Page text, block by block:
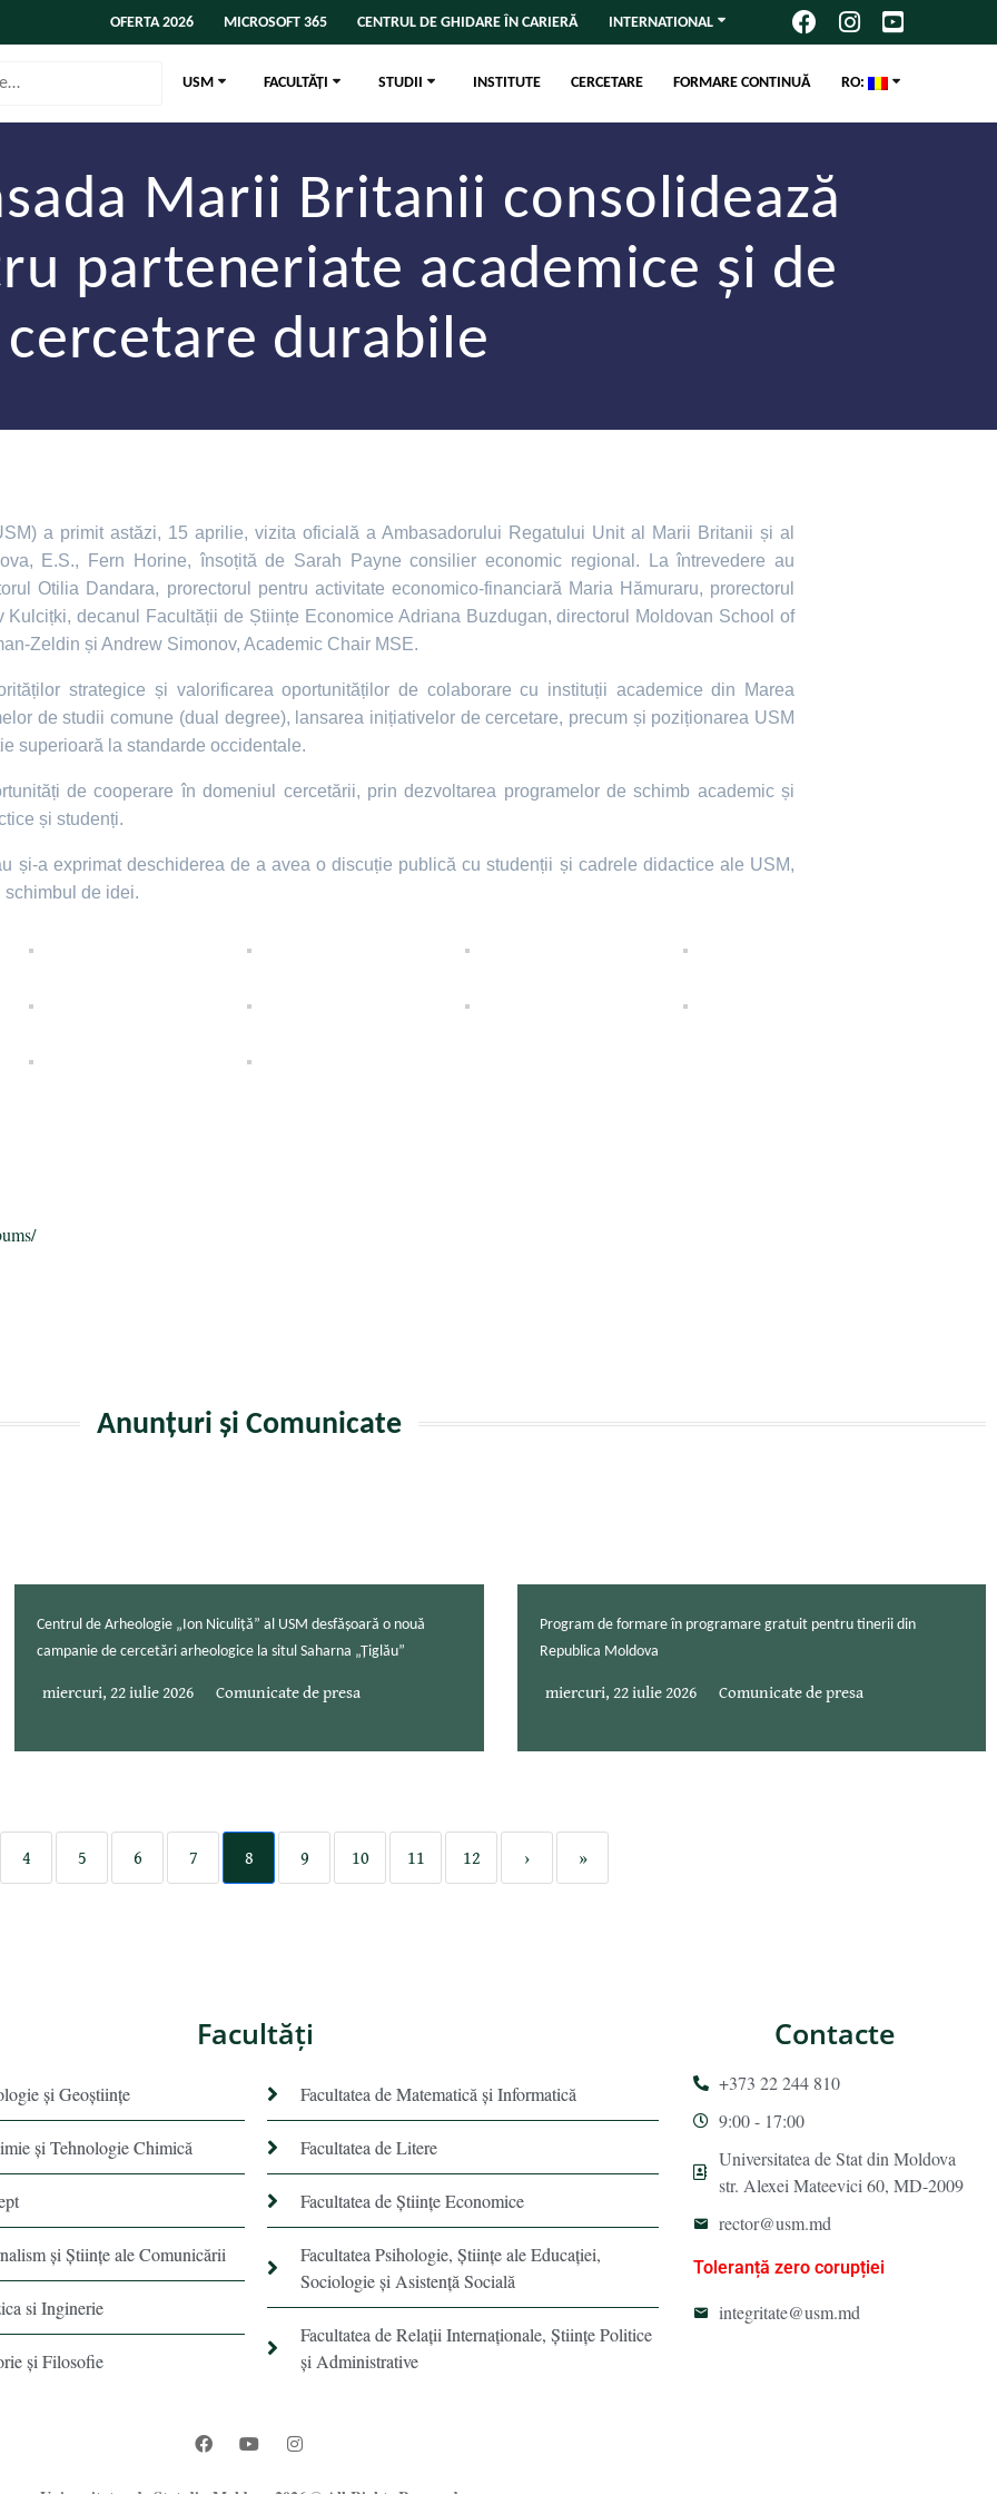
OFERTA 2026 MICROSOFT 365 CENTRUL DE GHIDARE ÎN CARIERĂ INTERNATIONAL
USM FACULTĂȚI STUDII INSTITUTE CERCETARE FORMARE CONTINUĂ RO:
Marii Britanii consolidează
parteneriate academice și de
cercetare durabile
a primit astăzi, 15 aprilie, vizita oficială a Ambasadorului Regatului Unit al Marii Britanii și al
E.S., Fern Horine, însoțită de Sarah Payne consilier economic regional. La întrevedere au
Otilia Dandara, prorectorul pentru activitate economico-financiară Maria Hămuraru, prorectorul
Kulcițki, decanul Facultății de Științe Economice Adriana Buzdugan, directorul Moldovan School of
Zeldin și Andrew Simonov, Academic Chair MSE.
strategice și valorificarea oportunităților de colaborare cu instituții academice din Marea
de studii comune (dual degree), lansarea inițiativelor de cercetare, precum și poziționarea USM
superioară la standarde occidentale.
de cooperare în domeniul cercetării, prin dezvoltarea programelor de schimb academic și
și studenți.
și-a exprimat deschiderea de a avea o discuție publică cu studenții și cadrele didactice ale USM,
de idei.
Anunțuri și Comunicate
Centrul de Arheologie „Ion Niculiță” al USM desfășoară o nouă
campanie de cercetări arheologice la situl Saharna „Țiglău”
miercuri, 22 iulie 2026 Comunicate de presa
Program de formare în programare gratuit pentru tinerii din
Republica Moldova
miercuri, 22 iulie 2026 Comunicate de presa
4 5 6 7 8 9 10 11 12 › »
Facultăţi
și Geoștiințe
şi Tehnologie Chimică
şi Ştiinţe ale Comunicării
si Inginerie
şi Filosofie
Facultatea de Matematică şi Informatică
Facultatea de Litere
Facultatea de Științe Economice
Facultatea Psihologie, Ştiinţe ale Educaţiei,
Sociologie și Asistență Socială
Facultatea de Relaţii Internaţionale, Ştiinţe Politice
şi Administrative
Contacte
+373 22 244 810
9:00 - 17:00
Universitatea de Stat din Moldova
str. Alexei Mateevici 60, MD-2009
rector@usm.md
Toleranță zero corupției
integritate@usm.md